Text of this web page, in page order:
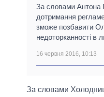
За словами Антона
дотримання
зможе позбавити
недоторканності в
16 червня 2016, 10:13
За словами